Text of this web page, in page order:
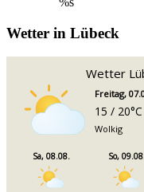
Wetter in Lübeck
Wetter
Freitag,
15 / 20°C
Wolkig
Sa, 08.08. So,